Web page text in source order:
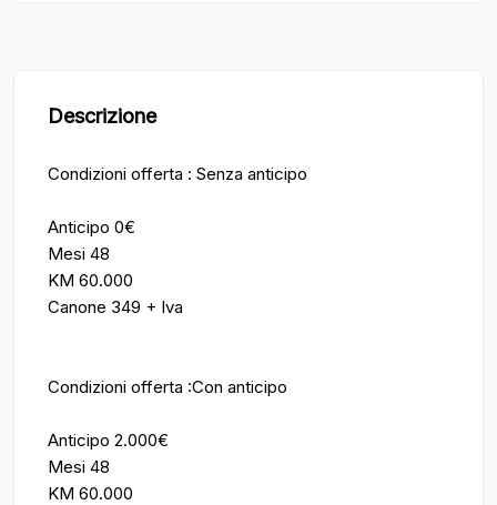
Descrizione
Condizioni offerta : Senza anticipo
Anticipo 0€
Mesi 48
KM 60.000
Canone 349 + Iva
Condizioni offerta :Con anticipo
Anticipo 2.000€
Mesi 48
KM 60.000